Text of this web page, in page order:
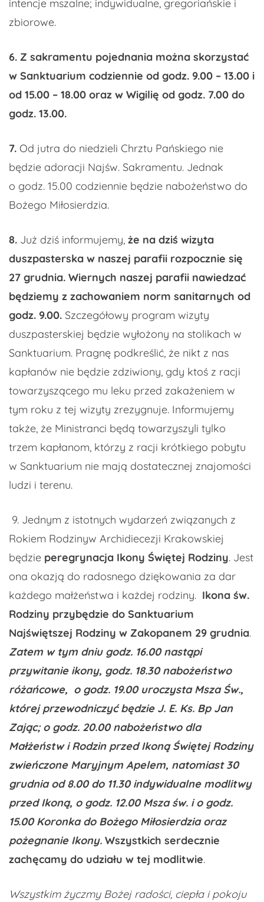
intencje mszalne; indywidualne, gregoriańskie i
zbiorowe.
6. Z sakramentu pojednania można skorzystać
w Sanktuarium codziennie od godz. 9.00 – 13.00 i
od 15.00 – 18.00 oraz w Wigilię od godz. 7.00 do
godz. 13.00.
7. Od jutra do niedzieli Chrztu Pańskiego nie
będzie adoracji Najśw. Sakramentu. Jednak
o godz. 15.00 codziennie będzie nabożeństwo do
Bożego Miłosierdzia.
8. Już dziś informujemy, że na dziś wizyta
duszpasterska w naszej parafii rozpocznie się
27 grudnia. Wiernych naszej parafii nawiedzać
będziemy z zachowaniem norm sanitarnych od
godz. 9.00. Szczegółowy program wizyty
duszpasterskiej będzie wyłożony na stolikach w
Sanktuarium. Pragnę podkreślić, że nikt z nas
kapłanów nie będzie zdziwiony, gdy ktoś z racji
towarzyszącego mu leku przed zakażeniem w
tym roku z tej wizyty zrezygnuje. Informujemy
także, że Ministranci będą towarzyszyli tylko
trzem kapłanom, którzy z racji krótkiego pobytu
w Sanktuarium nie mają dostatecznej znajomości
ludzi i terenu.
9. Jednym z istotnych wydarzeń związanych z
Rokiem Rodzinyw Archidiecezji Krakowskiej
będzie peregrynacja Ikony Świętej Rodziny. Jest
ona okazją do radosnego dziękowania za dar
każdego małżeństwa i każdej rodziny. Ikona św.
Rodziny przybędzie do Sanktuarium
Najświętszej Rodziny w Zakopanem 29 grudnia.
Zatem w tym dniu godz. 16.00 nastąpi
przywitanie ikony, godz. 18.30 nabożeństwo
różańcowe, o godz. 19.00 uroczysta Msza Św.,
której przewodniczyć będzie J. E. Ks. Bp Jan
Zając; o godz. 20.00 nabożeństwo dla
Małżeństw i Rodzin przed Ikoną Świętej Rodziny
zwieńczone Maryjnym Apelem, natomiast 30
grudnia od 8.00 do 11.30 indywidualne modlitwy
przed Ikoną, o godz. 12.00 Msza św. i o godz.
15.00 Koronka do Bożego Miłosierdzia oraz
pożegnanie Ikony. Wszystkich serdecznie
zachęcamy do udziału w tej modlitwie.
Wszystkim życzmy Bożej radości, ciepła i pokoju